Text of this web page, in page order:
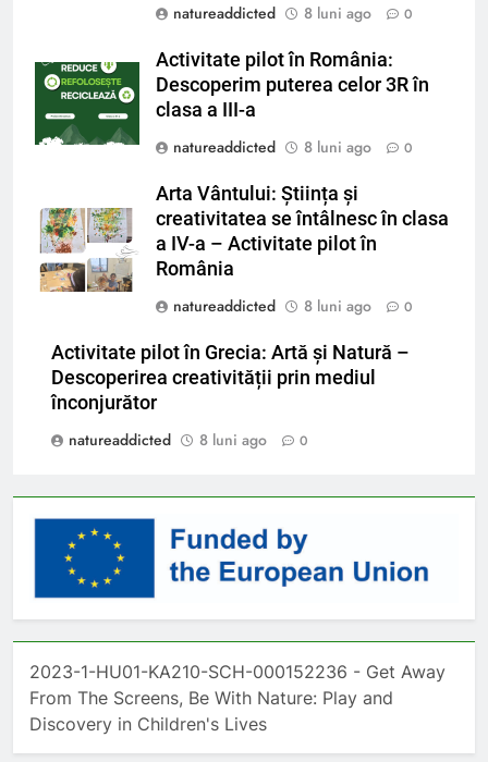
natureaddicted
8 luni ago 0
Activitate pilot în România:
Descoperim puterea celor 3R în
clasa a III-a
natureaddicted
8 luni ago 0
Arta Vântului: Știința și
creativitatea se întâlnesc în clasa
a IV-a – Activitate pilot în
România
natureaddicted
8 luni ago 0
Activitate pilot în Grecia: Artă și Natură –
Descoperirea creativității prin mediul
înconjurător
natureaddicted
8 luni ago 0
2023-1-HU01-KA210-SCH-000152236 - Get Away
From The Screens, Be With Nature: Play and
Discovery in Children's Lives